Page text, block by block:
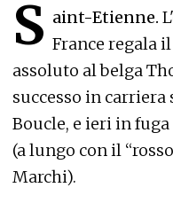
S aint-Etienne.
France regala
assoluto al belga
successo in
Boucle, e ieri in
(a lungo con il
Marchi).